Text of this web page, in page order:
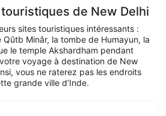
de New Delhi
sites touristiques intéressants :
Minâr, la tombe de Humayun, la
le temple Akshardham pendant
voyage à destination de New
vous ne raterez pas les endroits
grande ville d’Inde.